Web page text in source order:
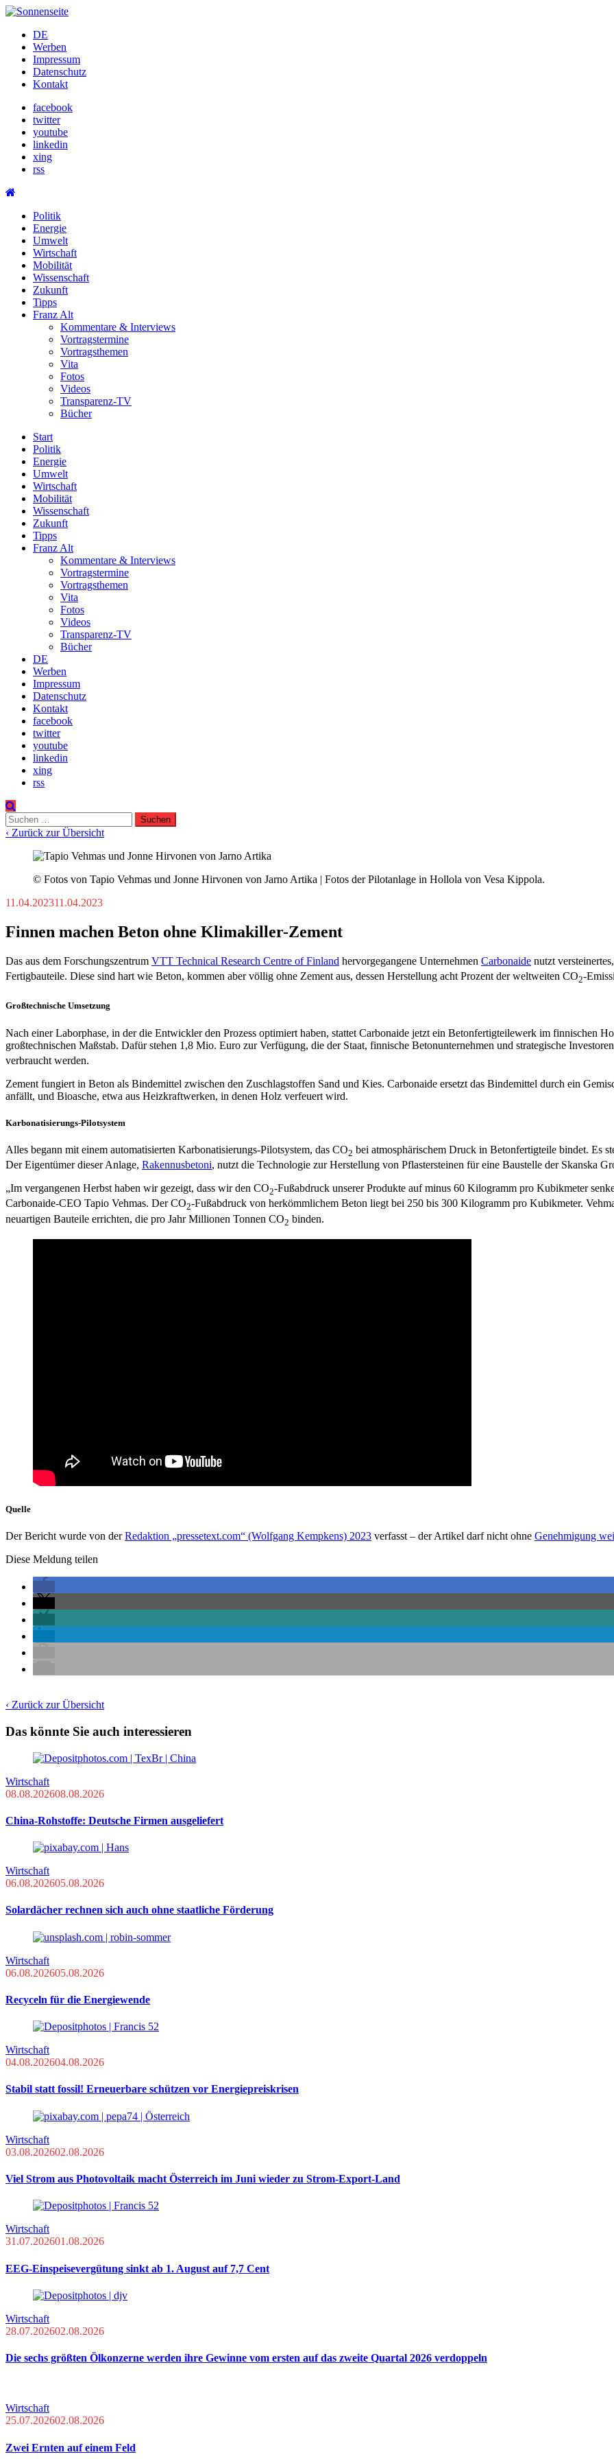
Skip
contentDE
Werben
Impressum
Datenschutz
Kontakt
facebook
twitter
youtube
linkedin
xing
rss
Politik
Energie
Umwelt
Wirtschaft
Mobilität
Wissenschaft
Zukunft
Tipps
Franz Alt
Kommentare & Interviews
Vortragstermine
Vortragsthemen
Vita
Fotos
Videos
Transparenz-TV
Bücher
Start
Politik
Energie
Umwelt
Wirtschaft
Mobilität
Wissenschaft
Zukunft
Tipps
Franz Alt
Kommentare & Interviews
Vortragstermine
Vortragsthemen
Vita
Fotos
Videos
Transparenz-TV
Bücher
DE
Werben
Impressum
Datenschutz
Kontakt
facebook
twitter
youtube
linkedin
xing
rss
Suchen
nach:
‹ Zurück zur Übersicht
© Fotos von Tapio Vehmas und Jonne Hirvonen von Jarno Artika | Fotos der Pilotanlage in Hollola von Vesa Kippola.
11.04.202311.04.2023
Finnen machen Beton ohne Klimakiller-Zement
Das aus dem Forschungszentrum VTT Technical Research Centre of Finland hervorgegangene Unternehmen Carbonaide nutzt
Fertigbauteile. Diese sind hart wie Beton, kommen aber völlig ohne Zement aus, dessen Herstellung acht Prozent der weltweiten CO2-
Großtechnische Umsetzung
Nach einer Laborphase, in der die Entwickler den Prozess optimiert haben, stattet Carbonaide jetzt ein Betonfertigteilewerk im finnischen
großtechnischen Maßstab. Dafür stehen 1,8 Mio. Euro zur Verfügung, die der Staat, finnische Betonunternehmen und strategische
verbraucht werden.
Zement fungiert in Beton als Bindemittel zwischen den Zuschlagstoffen Sand und Kies. Carbonaide ersetzt das Bindemittel durch ein
anfällt, und Bioasche, etwa aus Heizkraftwerken, in denen Holz verfeuert wird.
Karbonatisierungs-Pilotsystem
Alles begann mit einem automatisierten Karbonatisierungs-Pilotsystem, das CO2 bei atmosphärischem Druck in Betonfertigteile bindet. Es
Der Eigentümer dieser Anlage, Rakennusbetoni, nutzt die Technologie zur Herstellung von Pflastersteinen für eine Baustelle der Skanska
„Im vergangenen Herbst haben wir gezeigt, dass wir den CO2-Fußabdruck unserer Produkte auf minus 60 Kilogramm pro Kubikmeter
Carbonaide-CEO Tapio Vehmas. Der CO2-Fußabdruck von herkömmlichem Beton liegt bei 250 bis 300 Kilogramm pro Kubikmeter.
neuartigen Bauteile errichten, die pro Jahr Millionen Tonnen CO2 binden.
Quelle
Der Bericht wurde von derRedaktion „pressetext.com“ (Wolfgang Kempkens) 2023 verfasst – der Artikel darf nicht ohne Genehmigung
Diese Meldung teilen
‹ Zurück zur Übersicht
Das könnte Sie auch interessieren
Wirtschaft
08.08.202608.08.2026
China-Rohstoffe: Deutsche Firmen ausgeliefert
Wirtschaft
06.08.202605.08.2026
Solardächer rechnen sich auch ohne staatliche Förderung
Wirtschaft
06.08.202605.08.2026
Recyceln für die Energiewende
Wirtschaft
04.08.202604.08.2026
Stabil statt fossil! Erneuerbare schützen vor Energiepreiskrisen
Wirtschaft
03.08.202602.08.2026
Viel Strom aus Photovoltaik macht Österreich im Juni wieder zu Strom-Export-Land
Wirtschaft
31.07.202601.08.2026
EEG-Einspeisevergütung sinkt ab 1. August auf 7,7 Cent
Wirtschaft
28.07.202602.08.2026
Die sechs größten Ölkonzerne werden ihre Gewinne vom ersten auf das zweite Quartal 2026 verdoppeln
Wirtschaft
25.07.202602.08.2026
Zwei Ernten auf einem Feld